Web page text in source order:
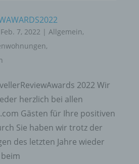
Feb. 7, 2022 | Allgemein,
,
2022 Wir
herzlich bei allen
Gästen für Ihre positiven
Sie haben wir trotz der
des letzten Jahre wieder